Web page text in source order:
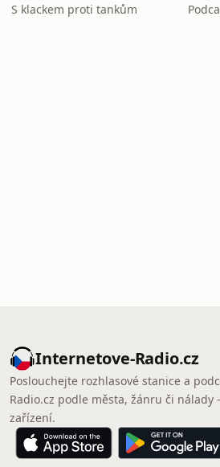
S klackem proti tankům
Internetove-Radio.cz
Poslouchejte rozhlasové stanice a
Radio.cz podle města, žánru či
zařízení.